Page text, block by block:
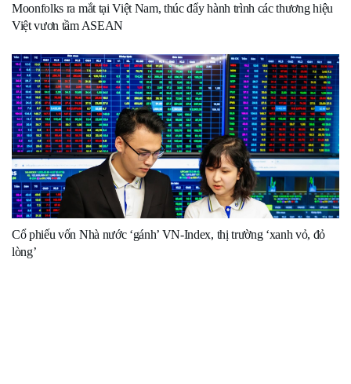
Moonfolks ra mắt tại Việt Nam, thúc đẩy hành trình các thương hiệu
Việt vươn tầm ASEAN
Cổ phiếu vốn Nhà nước ‘gánh’ VN-Index, thị trường ‘xanh vỏ, đỏ
lòng’